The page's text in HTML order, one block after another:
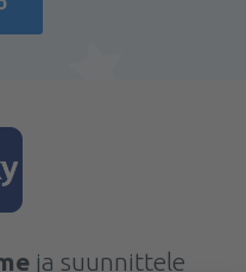
ja suunnittele